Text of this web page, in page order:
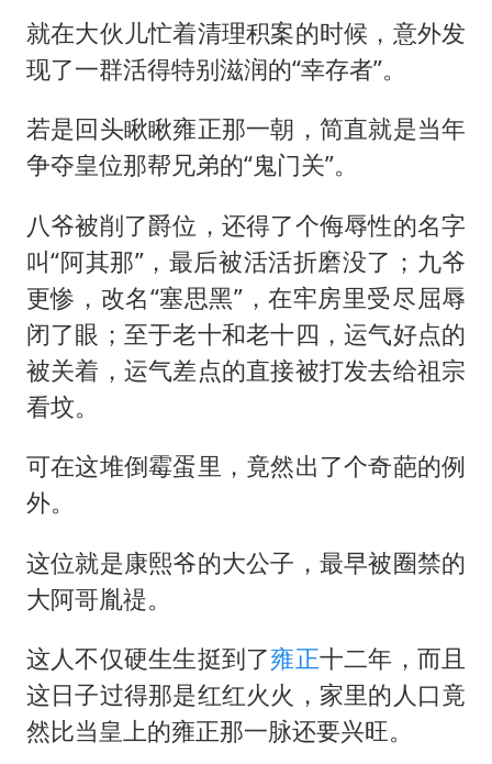
泰国一女公务员妆容引争议 本人回应
27岁女子成组织卖淫集团主犯被通缉
吉林一“温度计大楼”读数爆表
女子利用漏洞0元薅走3000多件家电
贵州轮胎子公司获美国退税8136万
东方甄选被判赔偿江小白30万元
奋进开新局 实干挑大梁
就在大伙儿忙着清理积案的时候，意外发
现了一群活得特别滋润的“幸存者”。
若是回头瞅瞅雍正那一朝，简直就是当年
争夺皇位那帮兄弟的“鬼门关”。
八爷被削了爵位，还得了个侮辱性的名字
叫“阿其那”，最后被活活折磨没了；九爷
更惨，改名“塞思黑”，在牢房里受尽屈辱
闭了眼；至于老十和老十四，运气好点的
被关着，运气差点的直接被打发去给祖宗
看坟。
可在这堆倒霉蛋里，竟然出了个奇葩的例
外。
这位就是康熙爷的大公子，最早被圈禁的
大阿哥胤禔。
这人不仅硬生生挺到了雍正十二年，而且
这日子过得那是红红火火，家里的人口竟
然比当皇上的雍正那一脉还要兴旺。